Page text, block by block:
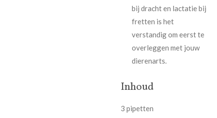
bij dracht en lactatie bij
fretten is het
verstandig om eerst te
overleggen met jouw
dierenarts.
Inhoud
3 pipetten